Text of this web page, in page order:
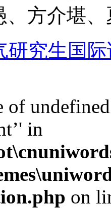
、方介堪
研究生国
of
in
on